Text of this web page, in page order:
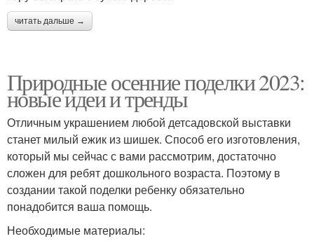
читать дальше →
Природные осенние поделки 2023:
новые идеи и тренды
Отличным украшением любой детсадовской выставки
станет милый ежик из шишек. Способ его изготовления,
который мы сейчас с вами рассмотрим, достаточно
сложен для ребят дошкольного возраста. Поэтому в
создании такой поделки ребенку обязательно
понадобится ваша помощь.
Необходимые материалы: